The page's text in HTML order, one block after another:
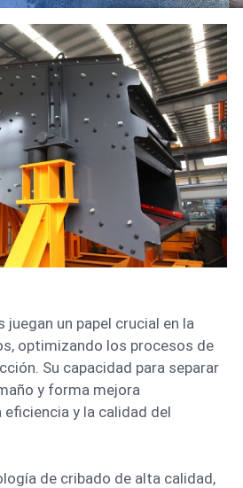
un papel crucial en la
optimizando los procesos de
Su capacidad para separar
y forma mejora
y la calidad del
de cribado de alta calidad,